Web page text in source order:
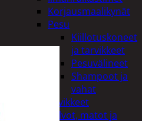
Korjausmaalikynät
Pesu
Kiillotuskoneet
ja tarvikkeet
Pesuvälineet
Shampoot ja
vahat
Autotarvikkeet
Kalvot, matot ja